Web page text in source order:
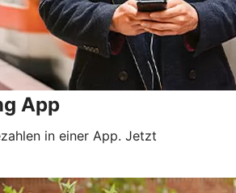
App
in einer App. Jetzt